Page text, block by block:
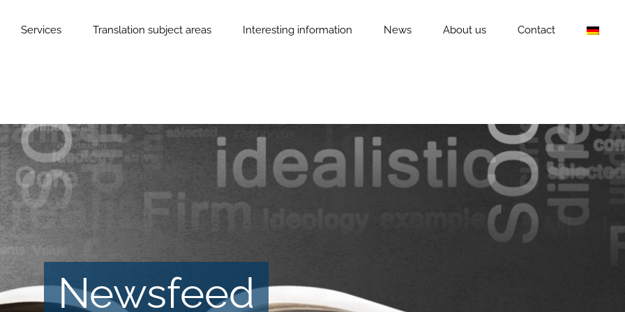
Services Translation subject areas Interesting information News About us Contact
Newsfeed